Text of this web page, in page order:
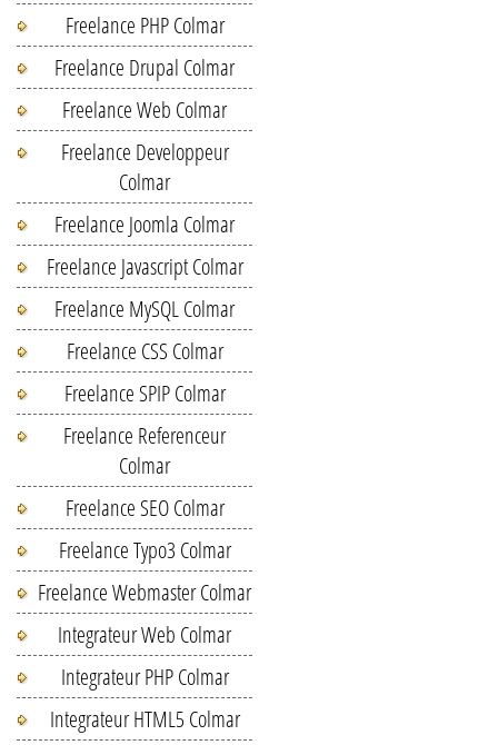
Freelance PHP Colmar
Freelance Drupal Colmar
Freelance Web Colmar
Freelance Developpeur
Colmar
Freelance Joomla Colmar
Freelance Javascript Colmar
Freelance MySQL Colmar
Freelance CSS Colmar
Freelance SPIP Colmar
Freelance Referenceur
Colmar
Freelance SEO Colmar
Freelance Typo3 Colmar
Freelance Webmaster Colmar
Integrateur Web Colmar
Integrateur PHP Colmar
Integrateur HTML5 Colmar